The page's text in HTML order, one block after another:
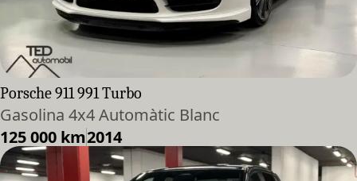
Porsche 911 991 Turbo
Gasolina 4x4 Automàtic Blanc
125 000 km2014